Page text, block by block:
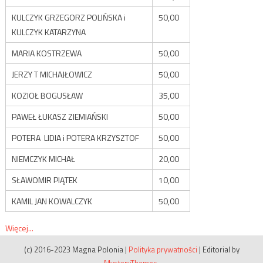
KULCZYK GRZEGORZ POLIŃSKA i
KULCZYK KATARZYNA
50,00
MARIA KOSTRZEWA
50,00
JERZY T MICHAJŁOWICZ
50,00
KOZIOŁ BOGUSŁAW
35,00
PAWEŁ ŁUKASZ ZIEMIAŃSKI
50,00
POTERA LIDIA i POTERA KRZYSZTOF
50,00
NIEMCZYK MICHAŁ
20,00
SŁAWOMIR PIĄTEK
10,00
KAMIL JAN KOWALCZYK
50,00
Więcej...
(c) 2016-2023 Magna Polonia | Polityka prywatności | Editorial by